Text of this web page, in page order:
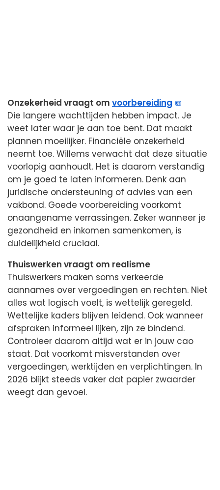
Onzekerheid vraagt om voorbereiding
Die langere wachttijden hebben impact. Je
weet later waar je aan toe bent. Dat maakt
plannen moeilijker. Financiële onzekerheid
neemt toe. Willems verwacht dat deze situatie
voorlopig aanhoudt. Het is daarom verstandig
om je goed te laten informeren. Denk aan
juridische ondersteuning of advies van een
vakbond. Goede voorbereiding voorkomt
onaangename verrassingen. Zeker wanneer je
gezondheid en inkomen samenkomen, is
duidelijkheid cruciaal.
Thuiswerken vraagt om realisme
Thuiswerkers maken soms verkeerde
aannames over vergoedingen en rechten. Niet
alles wat logisch voelt, is wettelijk geregeld.
Wettelijke kaders blijven leidend. Ook wanneer
afspraken informeel lijken, zijn ze bindend.
Controleer daarom altijd wat er in jouw cao
staat. Dat voorkomt misverstanden over
vergoedingen, werktijden en verplichtingen. In
2026 blijkt steeds vaker dat papier zwaarder
weegt dan gevoel.